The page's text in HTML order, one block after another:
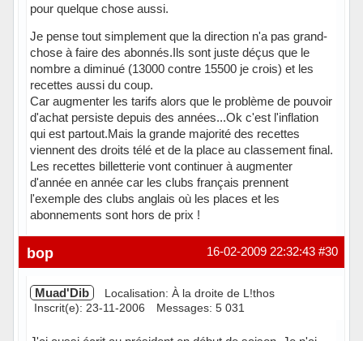
pour quelque chose aussi.
Je pense tout simplement que la direction n'a pas grand-
chose à faire des abonnés.Ils sont juste déçus que le
nombre a diminué (13000 contre 15500 je crois) et les
recettes aussi du coup.
Car augmenter les tarifs alors que le problème de pouvoir
d'achat persiste depuis des années...Ok c'est l'inflation
qui est partout.Mais la grande majorité des recettes
viennent des droits télé et de la place au classement final.
Les recettes billetterie vont continuer à augmenter
d'année en année car les clubs français prennent
l'exemple des clubs anglais où les places et les
abonnements sont hors de prix !
Hors ligne #30
16-02-2009 22:32:43
bop
Muad'Dib
Localisation: À la droite de L!thos
Inscrit(e): 23-11-2006
Messages: 5 031